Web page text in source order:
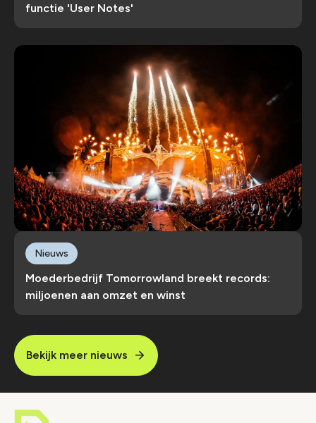
functie 'User Notes'
Moederbedrijf Tomorrowland breekt records:
miljoenen aan omzet en winst
Nieuws
Bekijk meer nieuws